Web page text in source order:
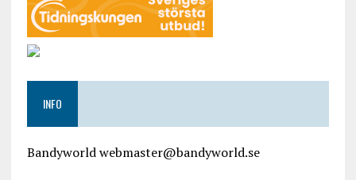
INFO
Bandyworld webmaster@bandyworld.se